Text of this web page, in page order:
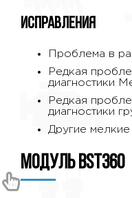
Исправления
Проблема в
Редкая
диагностики
Редкая
диагностики
Другие мелкие
Модуль bst360